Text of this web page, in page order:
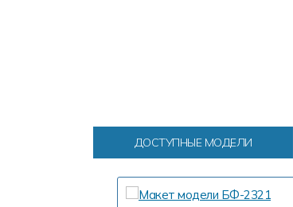
ДОСТУПНЫЕ МОДЕЛИ